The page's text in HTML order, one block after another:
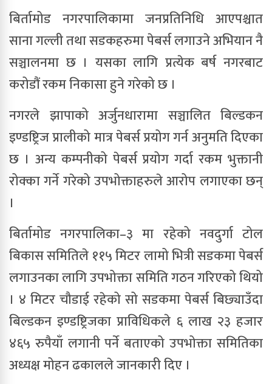
बिर्तामोड नगरपालिकामा जनप्रतिनिधि आएपश्चात
साना गल्ली तथा सडकहरुमा पेबर्स लगाउने अभियान नै
सञ्चालनमा छ । यसका लागि प्रत्येक बर्ष नगरबाट
करोडौं रकम निकासा हुने गरेको छ ।
नगरले झापाको अर्जुनधारामा सञ्चालित बिल्डकन
इण्डष्ट्रिज प्रालीको मात्र पेबर्स प्रयोग गर्न अनुमति दिएका
छ । अन्य कम्पनीको पेबर्स प्रयोग गर्दा रकम भुक्तानी
रोक्का गर्ने गरेको उपभोक्ताहरुले आरोप लगाएका छन्
।
बिर्तामोड नगरपालिका–३ मा रहेको नवदुर्गा टोल
बिकास समितिले ११५ मिटर लामो भित्री सडकमा पेबर्स
लगाउनका लागि उपभोक्ता समिति गठन गरिएको थियो
। ४ मिटर चौडाई रहेको सो सडकमा पेबर्स बिछ्याउँदा
बिल्डकन इण्डष्ट्रिजका प्राविधिकले ६ लाख २३ हजार
४६५ रुपैयाँ लगानी पर्ने बताएको उपभोक्ता समितिका
अध्यक्ष मोहन ढकालले जानकारी दिए ।